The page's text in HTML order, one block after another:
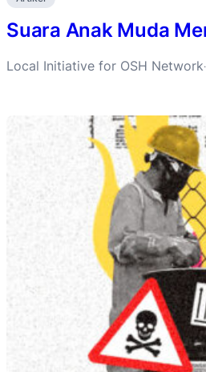
Suara Anak Muda
Local Initiative for OSH Network·